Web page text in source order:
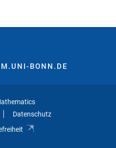
BONN.DE
Datenschutz